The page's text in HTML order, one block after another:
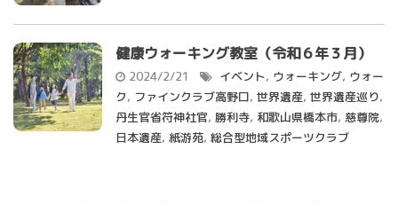
健康ウォーキング教室（令和６年３月）
2024/2/21 イベント, ウォーキング, ウォー
ク, ファインクラブ高野口, 世界遺産, 世界遺産巡り,
丹生官省符神社官, 勝利寺, 和歌山県橋本市, 慈尊院,
日本遺産, 紙游苑, 総合型地域スポーツクラブ